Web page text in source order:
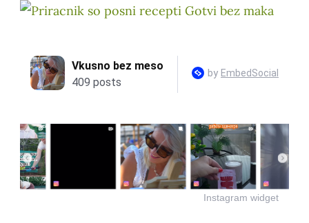
Instagram widget